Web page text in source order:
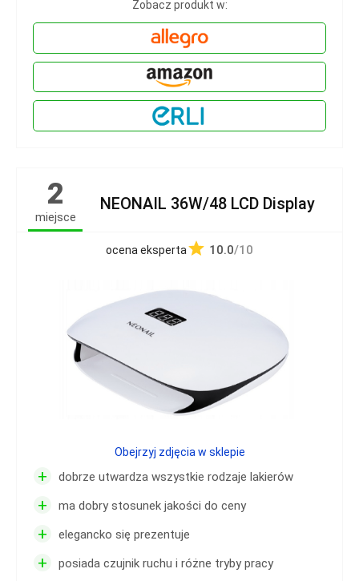
Zobacz produkt w:
2
miejsce
NEONAIL 36W/48 LCD Display
ocena eksperta 10.0/10
+ dobrze utwardza wszystkie rodzaje lakierów
+ ma dobry stosunek jakości do ceny
+ elegancko się prezentuje
+ posiada czujnik ruchu i różne tryby pracy
Obejrzyj zdjęcia w sklepie